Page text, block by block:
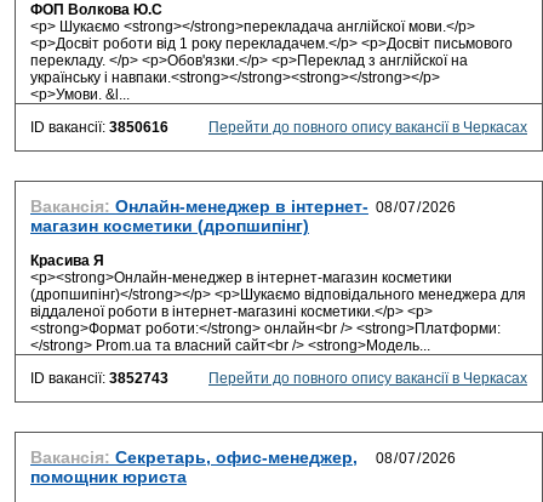
ФОП Волкова Ю.С
<p> Шукаємо <strong></strong>перекладача англійскої мови.</p>
<p>Досвіт роботи від 1 року перекладачем.</p> <p>Досвіт письмового
перекладу. </p> <p>Обов'язки.</p> <p>Переклад з англійскої на
українську і навпаки.<strong></strong><strong></strong></p>
<p>Умови. &l...
ID вакансії: 3850616 Перейти до повного опису вакансії в Черкасах
Вакансія: Онлайн-менеджер в інтернет-
магазин косметики (дропшипінг)
Красива Я
<p><strong>Онлайн-менеджер в інтернет-магазин косметики
(дропшипінг)</strong></p> <p>Шукаємо відповідального менеджера для
віддаленої роботи в інтернет-магазині косметики.</p> <p>
<strong>Формат роботи:</strong> онлайн<br /> <strong>Платформи:
</strong> Prom.ua та власний сайт<br /> <strong>Модель...
ID вакансії: 3852743 Перейти до повного опису вакансії в Черкасах
Вакансія: Секретарь, офис-менеджер,
помощник юриста